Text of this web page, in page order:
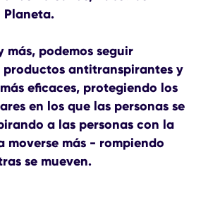
Planeta.
más, podemos seguir
productos antitranspirantes y
eficaces, protegiendo los
en los que las personas se
a las personas con la
moverse más - rompiendo
se mueven.